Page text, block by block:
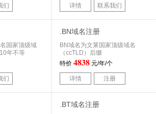
们 详情 联系我们
国家顶级域
年不等
们
.BN域名注册
BN域名为文莱国家顶级域名
（ccTLD）后缀
特价 4838 元/年/个
详情 注册
.BT域名注册